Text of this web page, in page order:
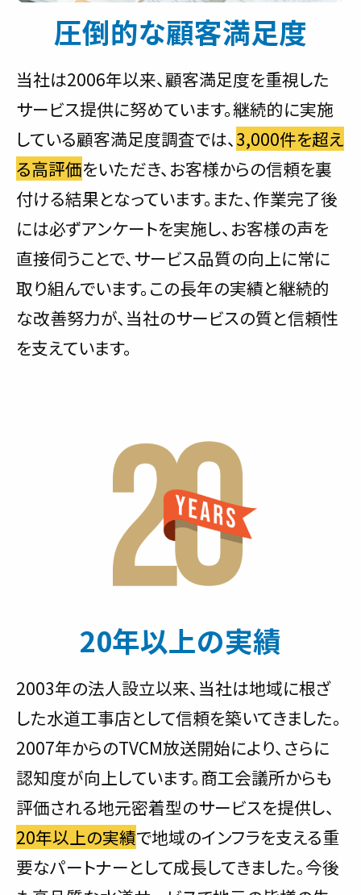
圧倒的な顧客満足度
当社は2006年以来、顧客満足度を重視した
サービス提供に努めています。継続的に実施
している顧客満足度調査では、 3,000件を超え
る高評価をいただき、お客様からの信頼を裏
付ける結果となっています。また、作業完了後
には必ずアンケートを実施し、お客様の声を
直接伺うことで、サービス品質の向上に常に
取り組んでいます。この長年の実績と継続的
な改善努力が、当社のサービスの質と信頼性
を支えています。
20年以上の実績
2003年の法人設立以来、当社は地域に根ざ
した水道工事店として信頼を築いてきました。
2007年からのTVCM放送開始により、さらに
認知度が向上しています。商工会議所からも
評価される地元密着型のサービスを提供し、
20年以上の実績で地域のインフラを支える重
要なパートナーとして成長してきました。今後